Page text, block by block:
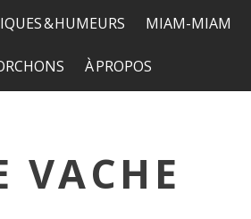
& HUMEURS MIAM-MIAM
À PROPOS
VACHE